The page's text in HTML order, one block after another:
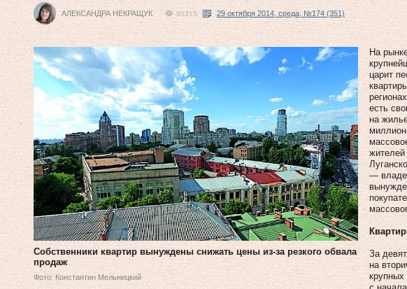
АЛЕКСАНДРА НЕКРАЩУК 80315 29 октября 2014, среда, №174 (351)
Собственники квартир вынуждены снижать цены из‑за резкого обвала
продаж
Фото: Константин Мельницкий
На
царит
есть
на
жителей
—
За
на
крупных